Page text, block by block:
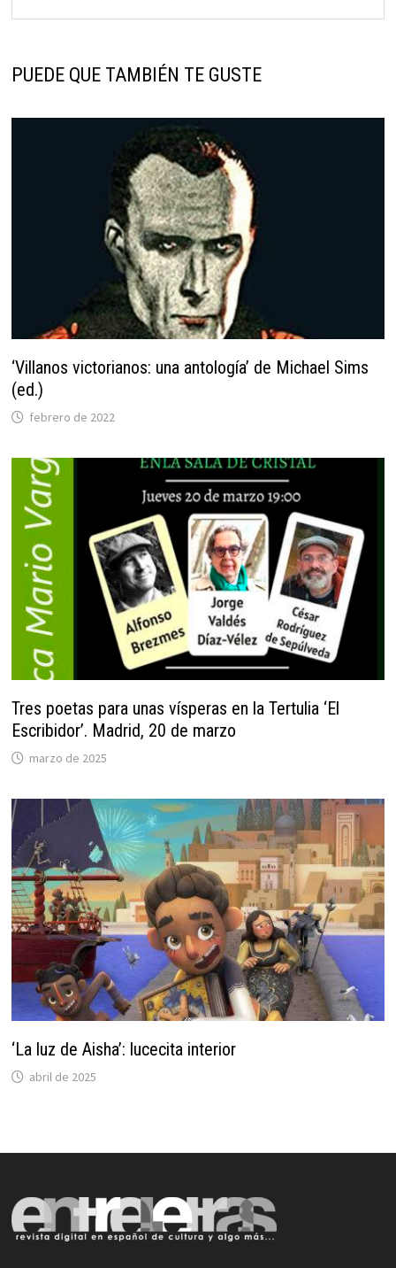
PUEDE QUE TAMBIÉN TE GUSTE
‘Villanos victorianos: una antología’ de Michael Sims
(ed.)
febrero de 2022
Tres poetas para unas vísperas en la Tertulia ‘El
Escribidor’. Madrid, 20 de marzo
marzo de 2025
‘La luz de Aisha’: lucecita interior
abril de 2025